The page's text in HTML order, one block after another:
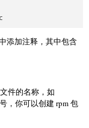
添加注释，其中包含
件的名称，如
，你可以创建 rpm 包